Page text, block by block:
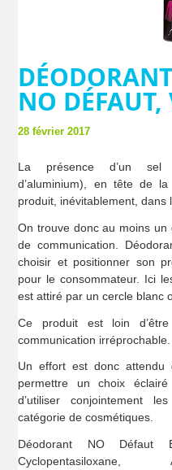
NO
28 février 2017
La présence d’un sel
d’aluminium), en tête de
produit, inévitablement, dans
On trouve donc au moins
de communication.
choisir et positionner son
pour le consommateur. Ici
est attiré par un cercle blanc
Ce produit est loin
communication irréprochable.
Un effort est donc
permettre un choix
d’utiliser conjointement
catégorie de cosmétiques.
Déodorant NO Défaut
Cyclopentasiloxane,